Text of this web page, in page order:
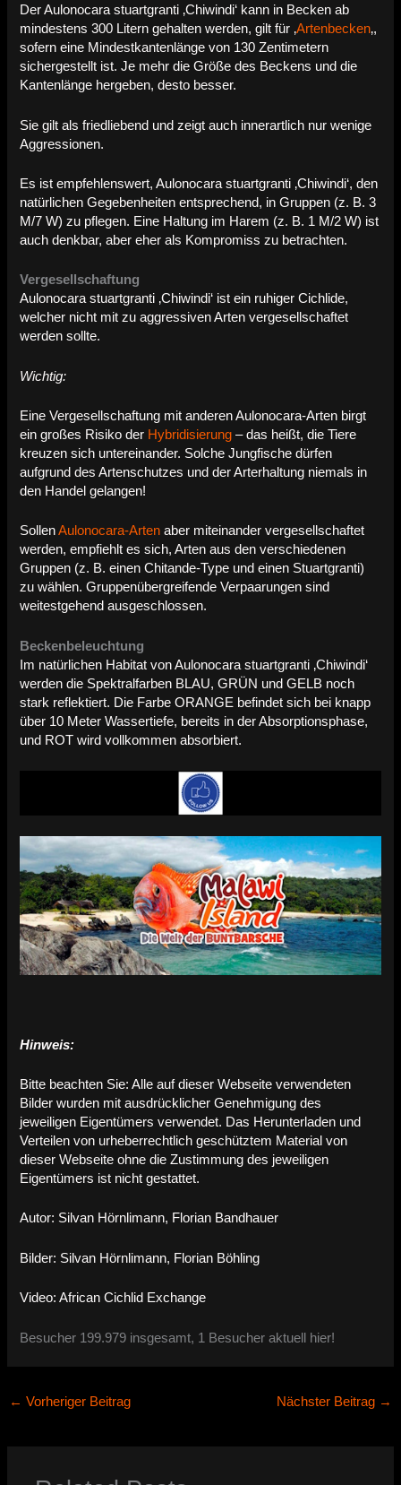
Der Aulonocara stuartgranti ‚Chiwindi‘ kann in Becken ab
mindestens 300 Litern gehalten werden, gilt für ‚Artenbecken‚,
sofern eine Mindestkantenlänge von 130 Zentimetern
sichergestellt ist. Je mehr die Größe des Beckens und die
Kantenlänge hergeben, desto besser.
Sie gilt als friedliebend und zeigt auch innerartlich nur wenige
Aggressionen.
Es ist empfehlenswert, Aulonocara stuartgranti ‚Chiwindi‘, den
natürlichen Gegebenheiten entsprechend, in Gruppen (z. B. 3
M/7 W) zu pflegen. Eine Haltung im Harem (z. B. 1 M/2 W) ist
auch denkbar, aber eher als Kompromiss zu betrachten.
Vergesellschaftung
Aulonocara stuartgranti ‚Chiwindi‘ ist ein ruhiger Cichlide,
welcher nicht mit zu aggressiven Arten vergesellschaftet
werden sollte.
Wichtig:
Eine Vergesellschaftung mit anderen Aulonocara-Arten birgt
ein großes Risiko der Hybridisierung – das heißt, die Tiere
kreuzen sich untereinander. Solche Jungfische dürfen
aufgrund des Artenschutzes und der Arterhaltung niemals in
den Handel gelangen!
SollenAulonocara-Arten aber miteinander vergesellschaftet
werden, empfiehlt es sich, Arten aus den verschiedenen
Gruppen (z. B. einen Chitande-Type und einen Stuartgranti)
zu wählen. Gruppenübergreifende Verpaarungen sind
weitestgehend ausgeschlossen.
Beckenbeleuchtung
Im natürlichen Habitat von Aulonocara stuartgranti ‚Chiwindi‘
werden die Spektralfarben BLAU, GRÜN und GELB noch
stark reflektiert. Die Farbe ORANGE befindet sich bei knapp
über 10 Meter Wassertiefe, bereits in der Absorptionsphase,
und ROT wird vollkommen absorbiert.
Hinweis:
Bitte beachten Sie: Alle auf dieser Webseite verwendeten
Bilder wurden mit ausdrücklicher Genehmigung des
jeweiligen Eigentümers verwendet. Das Herunterladen und
Verteilen von urheberrechtlich geschütztem Material von
dieser Webseite ohne die Zustimmung des jeweiligen
Eigentümers ist nicht gestattet.
Autor: Silvan Hörnlimann, Florian Bandhauer
Bilder: Silvan Hörnlimann, Florian Böhling
Video: African Cichlid Exchange
Besucher 199.979 insgesamt, 1 Besucher aktuell hier!
← Vorheriger Beitrag Nächster Beitrag →